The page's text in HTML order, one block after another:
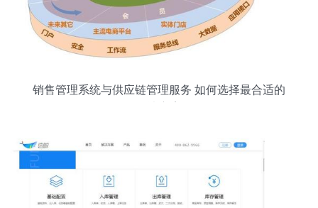
销售管理系统与供应链管理服务 如何选择最合适的